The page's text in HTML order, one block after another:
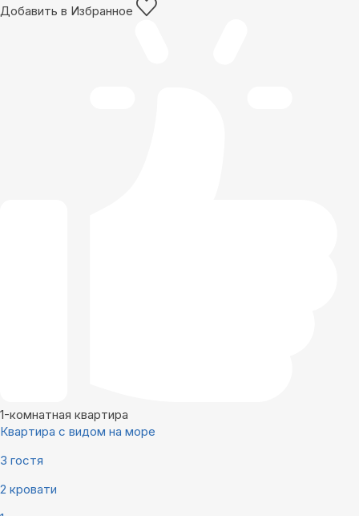
Добавить в Избранное
1-комнатная квартира
Квартира с видом на море
3 гостя
2 кровати